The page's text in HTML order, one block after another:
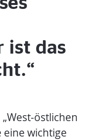
ist das
östlichen
eine wichtige